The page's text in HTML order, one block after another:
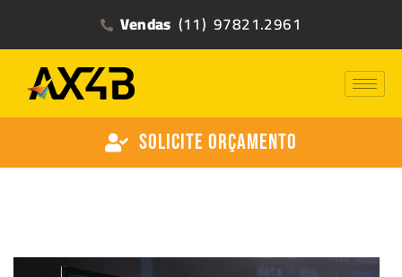
Vendas (11) 97821.2961
Solicite Orçamento